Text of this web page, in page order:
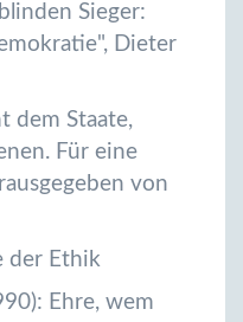
Sieger:
Dieter
dem Staate,
Für eine
von
der Ethik
Ehre, wem